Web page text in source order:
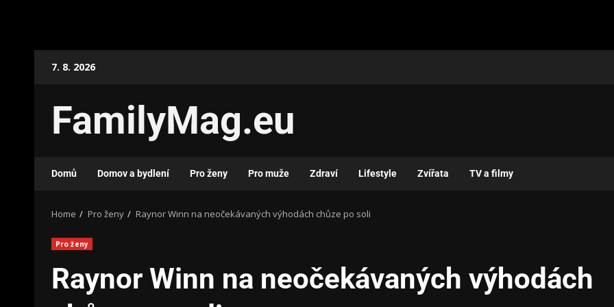
7. 8. 2026
FamilyMag.eu
Domů Domov a bydlení Pro ženy Pro muže Zdraví Lifestyle Zvířata TV a filmy
Home Pro ženy Raynor Winn na neočekávaných výhodách chůze po soli
Pro ženy
Raynor Winn na neočekávaných výhodách